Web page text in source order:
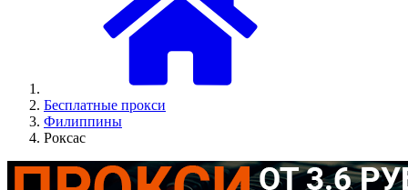
Бесплатные прокси
Филиппины
Роксас